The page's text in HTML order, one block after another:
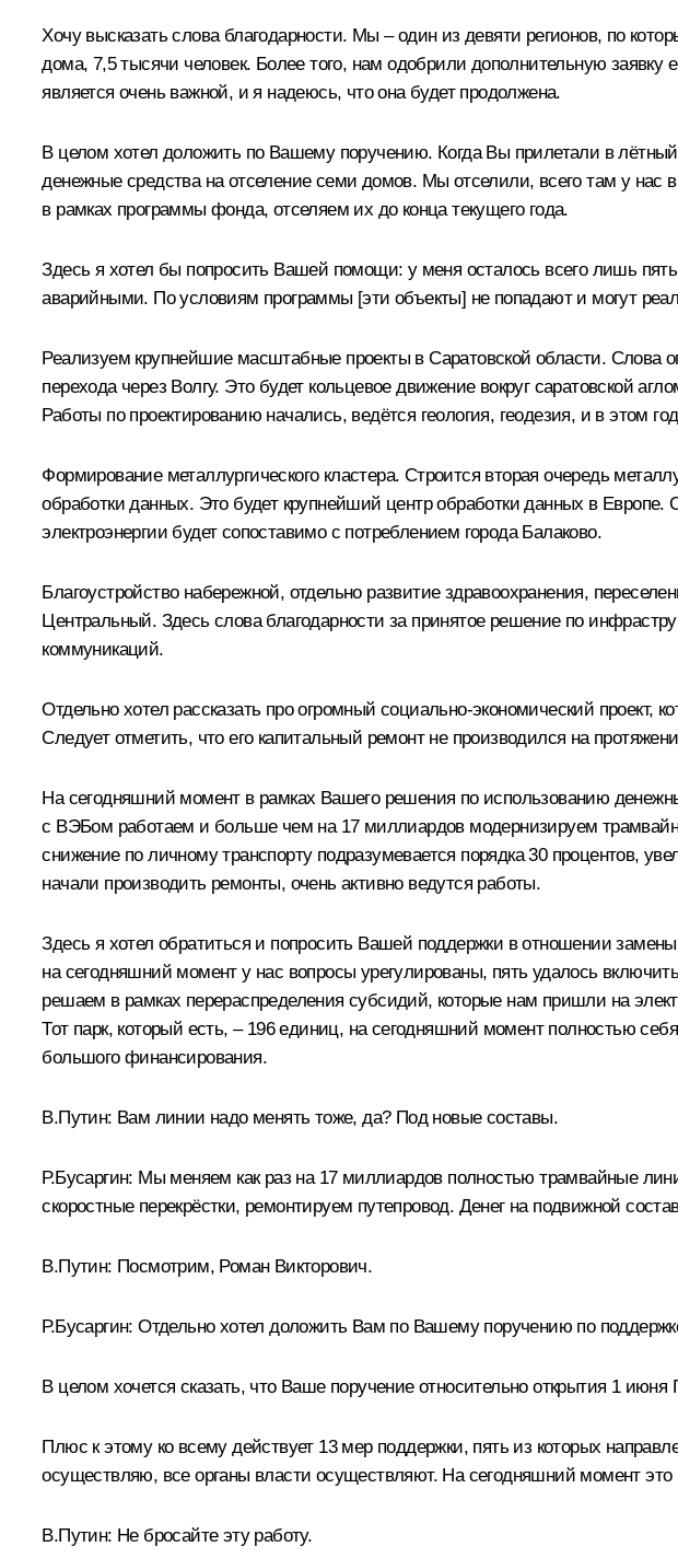
Хочу высказать слова благодарности. Мы – один из девяти регионов, по
дома, 7,5 тысячи человек. Более того, нам одобрили дополнительную
является очень важной, и я надеюсь, что она будет продолжена.
В целом хотел доложить по Вашему поручению. Когда Вы прилетали в
денежные средства на отселение семи домов. Мы отселили, всего там у
в рамках программы фонда, отселяем их до конца текущего года.
Здесь я хотел бы попросить Вашей помощи: у меня осталось всего лишь
аварийными. По условиям программы [эти объекты] не попадают и могут
Реализуем крупнейшие масштабные проекты в Саратовской области. Слова
перехода через Волгу. Это будет кольцевое движение вокруг саратовской
Работы по проектированию начались, ведётся геология, геодезия, и в этом
Формирование металлургического кластера. Строится вторая очередь
обработки данных. Это будет крупнейший центр обработки данных в
электроэнергии будет сопоставимо с потреблением города Балаково.
Благоустройство набережной, отдельно развитие здравоохранения,
Центральный. Здесь слова благодарности за принятое решение по
коммуникаций.
Отдельно хотел рассказать про огромный социально-экономический проект,
Следует отметить, что его капитальный ремонт не производился на
На сегодняшний момент в рамках Вашего решения по использованию
с ВЭБом работаем и больше чем на 17 миллиардов модернизируем
снижение по личному транспорту подразумевается порядка 30 процентов,
начали производить ремонты, очень активно ведутся работы.
Здесь я хотел обратиться и попросить Вашей поддержки в отношении
на сегодняшний момент у нас вопросы урегулированы, пять удалось
решаем в рамках перераспределения субсидий, которые нам пришли на
Тот парк, который есть, – 196 единиц, на сегодняшний момент полностью
большого финансирования.
В.Путин: Вам линии надо менять тоже, да? Под новые составы.
Р.Бусаргин: Мы меняем как раз на 17 миллиардов полностью трамвайные
скоростные перекрёстки, ремонтируем путепровод. Денег на подвижной
В.Путин: Посмотрим, Роман Викторович.
Р.Бусаргин: Отдельно хотел доложить Вам по Вашему поручению по
В целом хочется сказать, что Ваше поручение относительно открытия 1
Плюс к этому ко всему действует 13 мер поддержки, пять из которых
осуществляю, все органы власти осуществляют. На сегодняшний момент
В.Путин: Не бросайте эту работу.